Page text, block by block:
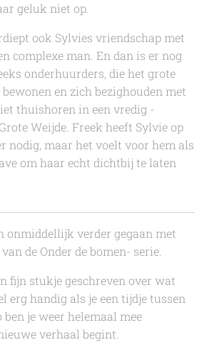
geluk niet op.
ook Sylvies vriendschap met
complexe man. En dan is er nog
onderhuurders, die het grote
en zich bezighouden met
thuishoren in een vredig -
Weijde. Freek heeft Sylvie op
nodig, maar het voelt voor hem als
om haar echt dichtbij te laten
onmiddellijk verder gegaan met
de Onder de bomen- serie.
fijn stukje geschreven over wat
erg handig als je een tijdje tussen
ben je weer helemaal mee
verhaal begint.